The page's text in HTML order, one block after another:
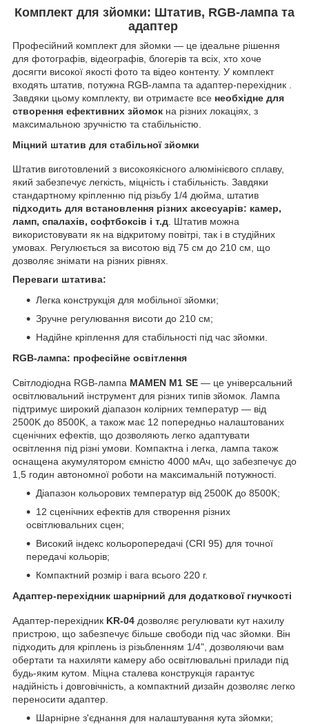
Комплект для зйомки: Штатив, RGB-лампа та
адаптер
Професійний комплект для зйомки — це ідеальне рішення
для фотографів, відеографів, блогерів та всіх, хто хоче
досягти високої якості фото та відео контенту. У комплект
входять штатив, потужна RGB-лампа та адаптер-перехідник .
Завдяки цьому комплекту, ви отримаєте все необхідне для
створення ефективних зйомок на різних локаціях, з
максимальною зручністю та стабільністю.
Міцний штатив для стабільної зйомки
Штатив виготовлений з високоякісного алюмінієвого сплаву,
який забезпечує легкість, міцність і стабільність. Завдяки
стандартному кріпленню під різьбу 1/4 дюйма, штатив
підходить для встановлення різних аксесуарів: камер,
ламп, спалахів, софтбоксів і т.д. Штатив можна
використовувати як на відкритому повітрі, так і в студійних
умовах. Регулюється за висотою від 75 см до 210 см, що
дозволяє знімати на різних рівнях.
Переваги штатива:
Легка конструкція для мобільної зйомки;
Зручне регулювання висоти до 210 см;
Надійне кріплення для стабільності під час зйомки.
RGB-лампа: професійне освітлення
Світлодіодна RGB-лампа MAMEN M1 SE — це універсальний
освітлювальний інструмент для різних типів зйомок. Лампа
підтримує широкий діапазон колірних температур — від
2500K до 8500K, а також має 12 попередньо налаштованих
сценічних ефектів, що дозволяють легко адаптувати
освітлення під різні умови. Компактна і легка, лампа також
оснащена акумулятором ємністю 4000 мАч, що забезпечує до
1,5 годин автономної роботи на максимальній потужності.
Діапазон кольорових температур від 2500K до 8500K;
12 сценічних ефектів для створення різних
освітлювальних сцен;
Високий індекс кольоропередачі (CRI 95) для точної
передачі кольорів;
Компактний розмір і вага всього 220 г.
Адаптер-перехідник шарнірний для додаткової гнучкості
Адаптер-перехідник KR-04 дозволяє регулювати кут нахилу
пристрою, що забезпечує більше свободи під час зйомки. Він
підходить для кріплень із різьбленням 1/4", дозволяючи вам
обертати та нахиляти камеру або освітлювальні прилади під
будь-яким кутом. Міцна сталева конструкція гарантує
надійність і довговічність, а компактний дизайн дозволяє легко
переносити адаптер.
Шарнірне з'єднання для налаштування кута зйомки;